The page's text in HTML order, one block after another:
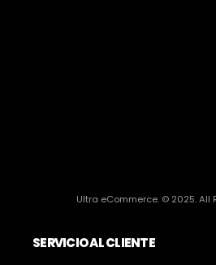
Ultra eCommerce. © 2025. All
SERVICIO AL CLIENTE